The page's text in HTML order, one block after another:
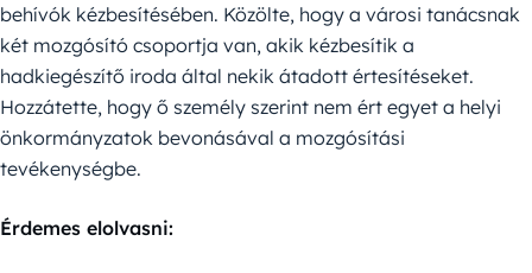
behívók kézbesítésében. Közölte, hogy a városi tanácsnak
két mozgósító csoportja van, akik kézbesítik a
hadkiegészítő iroda által nekik átadott értesítéseket.
Hozzátette, hogy ő személy szerint nem ért egyet a helyi
önkormányzatok bevonásával a mozgósítási
tevékenységbe.
Érdemes elolvasni: